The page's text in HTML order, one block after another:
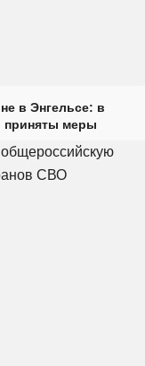
в Энгельсе: в
приняты меры